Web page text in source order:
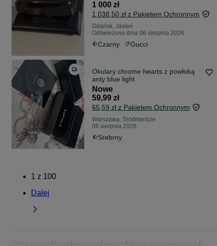
1 000 zł
1 038,50 zł z Pakietem Ochronnym
Gdańsk, Jasień
Odświeżono dnia 06 sierpnia 2026
Czarny Gucci
Okulary chrome hearts z powłoką
anty blue light
Nowe
59,99 zł
65,59 zł z Pakietem Ochronnym
Warszawa, Śródmieście
06 sierpnia 2026
Srebrny
1 z 100
Dalej